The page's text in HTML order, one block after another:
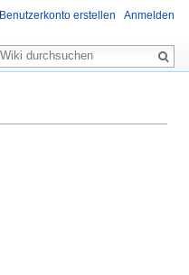
Benutzerkonto erstellen Anmelden